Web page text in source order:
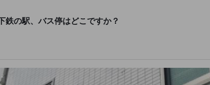
の駅、バス停はどこですか？